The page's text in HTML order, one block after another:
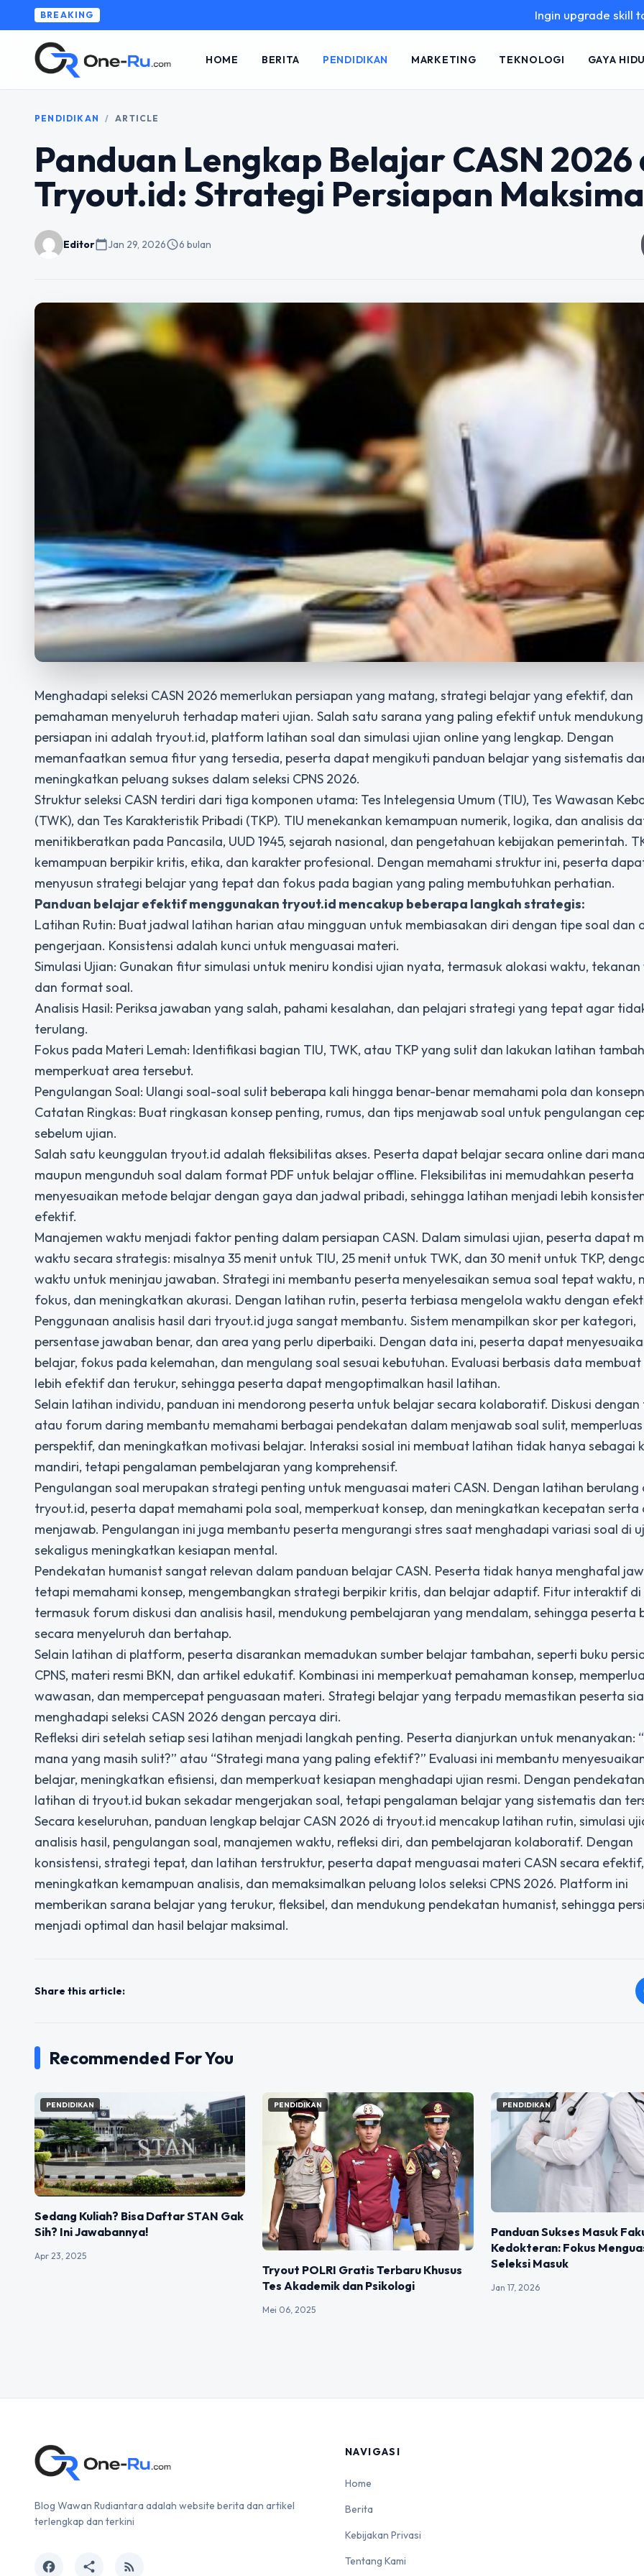
BREAKING Ingin upgrade skill tanpa ribet?
HOME BERITA PENDIDIKAN MARKETING TEKNOLOGI GAYA
PENDIDIKAN / ARTICLE
Panduan Lengkap Belajar CASN 2026
Tryout.id: Strategi Persiapan
Editorcalendar_today Jan 29, 2026schedule6 bulan
Menghadapi seleksi CASN 2026 memerlukan persiapan yang matang, strategi belajar yang efektif, dan
pemahaman menyeluruh terhadap materi ujian. Salah satu sarana yang paling efektif untuk mendukung
persiapan ini adalah tryout.id, platform latihan soal dan simulasi ujian online yang lengkap. Dengan
memanfaatkan semua fitur yang tersedia, peserta dapat mengikuti panduan belajar yang sistematis
meningkatkan peluang sukses dalam seleksi CPNS 2026.
Struktur seleksi CASN terdiri dari tiga komponen utama: Tes Intelegensia Umum (TIU), Tes Wawasan
(TWK), dan Tes Karakteristik Pribadi (TKP). TIU menekankan kemampuan numerik, logika, dan analisis
menitikberatkan pada Pancasila, UUD 1945, sejarah nasional, dan pengetahuan kebijakan pemerintah.
kemampuan berpikir kritis, etika, dan karakter profesional. Dengan memahami struktur ini, peserta
menyusun strategi belajar yang tepat dan fokus pada bagian yang paling membutuhkan perhatian.
Panduan belajar efektif menggunakan tryout.id mencakup beberapa langkah strategis:
Latihan Rutin: Buat jadwal latihan harian atau mingguan untuk membiasakan diri dengan tipe soal dan
pengerjaan. Konsistensi adalah kunci untuk menguasai materi.
Simulasi Ujian: Gunakan fitur simulasi untuk meniru kondisi ujian nyata, termasuk alokasi waktu, tekanan
dan format soal.
Analisis Hasil: Periksa jawaban yang salah, pahami kesalahan, dan pelajari strategi yang tepat agar
terulang.
Fokus pada Materi Lemah: Identifikasi bagian TIU, TWK, atau TKP yang sulit dan lakukan latihan
memperkuat area tersebut.
Pengulangan Soal: Ulangi soal-soal sulit beberapa kali hingga benar-benar memahami pola dan
Catatan Ringkas: Buat ringkasan konsep penting, rumus, dan tips menjawab soal untuk pengulangan
sebelum ujian.
Salah satu keunggulan tryout.id adalah fleksibilitas akses. Peserta dapat belajar secara online dari
maupun mengunduh soal dalam format PDF untuk belajar offline. Fleksibilitas ini memudahkan peserta
menyesuaikan metode belajar dengan gaya dan jadwal pribadi, sehingga latihan menjadi lebih
efektif.
Manajemen waktu menjadi faktor penting dalam persiapan CASN. Dalam simulasi ujian, peserta dapat
waktu secara strategis: misalnya 35 menit untuk TIU, 25 menit untuk TWK, dan 30 menit untuk TKP,
waktu untuk meninjau jawaban. Strategi ini membantu peserta menyelesaikan semua soal tepat waktu,
fokus, dan meningkatkan akurasi. Dengan latihan rutin, peserta terbiasa mengelola waktu dengan
Penggunaan analisis hasil dari tryout.id juga sangat membantu. Sistem menampilkan skor per kategori,
persentase jawaban benar, dan area yang perlu diperbaiki. Dengan data ini, peserta dapat
belajar, fokus pada kelemahan, dan mengulang soal sesuai kebutuhan. Evaluasi berbasis data membuat
lebih efektif dan terukur, sehingga peserta dapat mengoptimalkan hasil latihan.
Selain latihan individu, panduan ini mendorong peserta untuk belajar secara kolaboratif. Diskusi dengan
atau forum daring membantu memahami berbagai pendekatan dalam menjawab soal sulit, memperluas
perspektif, dan meningkatkan motivasi belajar. Interaksi sosial ini membuat latihan tidak hanya sebagai
mandiri, tetapi pengalaman pembelajaran yang komprehensif.
Pengulangan soal merupakan strategi penting untuk menguasai materi CASN. Dengan latihan berulang
tryout.id, peserta dapat memahami pola soal, memperkuat konsep, dan meningkatkan kecepatan serta
menjawab. Pengulangan ini juga membantu peserta mengurangi stres saat menghadapi variasi soal di
sekaligus meningkatkan kesiapan mental.
Pendekatan humanist sangat relevan dalam panduan belajar CASN. Peserta tidak hanya menghafal
tetapi memahami konsep, mengembangkan strategi berpikir kritis, dan belajar adaptif. Fitur interaktif di
termasuk forum diskusi dan analisis hasil, mendukung pembelajaran yang mendalam, sehingga peserta
secara menyeluruh dan bertahap.
Selain latihan di platform, peserta disarankan memadukan sumber belajar tambahan, seperti buku
CPNS, materi resmi BKN, dan artikel edukatif. Kombinasi ini memperkuat pemahaman konsep,
wawasan, dan mempercepat penguasaan materi. Strategi belajar yang terpadu memastikan peserta
menghadapi seleksi CASN 2026 dengan percaya diri.
Refleksi diri setelah setiap sesi latihan menjadi langkah penting. Peserta dianjurkan untuk menanyakan:
mana yang masih sulit?” atau “Strategi mana yang paling efektif?” Evaluasi ini membantu
belajar, meningkatkan efisiensi, dan memperkuat kesiapan menghadapi ujian resmi. Dengan
latihan di tryout.id bukan sekadar mengerjakan soal, tetapi pengalaman belajar yang sistematis dan
Secara keseluruhan, panduan lengkap belajar CASN 2026 di tryout.id mencakup latihan rutin, simulasi
analisis hasil, pengulangan soal, manajemen waktu, refleksi diri, dan pembelajaran kolaboratif. Dengan
konsistensi, strategi tepat, dan latihan terstruktur, peserta dapat menguasai materi CASN secara efektif,
meningkatkan kemampuan analisis, dan memaksimalkan peluang lolos seleksi CPNS 2026. Platform ini
memberikan sarana belajar yang terukur, fleksibel, dan mendukung pendekatan humanist, sehingga
menjadi optimal dan hasil belajar maksimal.
Share this article:
Recommended For You
PENDIDIKAN
Sedang Kuliah? Bisa Daftar STAN Gak
Sih? Ini Jawabannya!
Apr 23, 2025
PENDIDIKAN
Tryout POLRI Gratis Terbaru Khusus
Tes Akademik dan Psikologi
Mei 06, 2025
PENDIDIKAN
Panduan Sukses Masuk
Kedokteran: Fokus
Seleksi Masuk
Jan 17, 2026
Blog Wawan Rudiantara adalah website berita dan artikel
terlengkap dan terkini
facebook share rss_feed
NAVIGASI
Home
Berita
Kebijakan Privasi
Tentang Kami